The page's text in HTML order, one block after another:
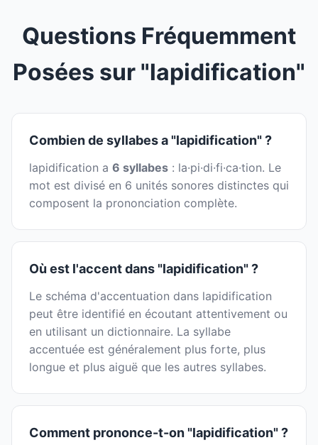
Questions Fréquemment
Posées sur "lapidification"
Combien de syllabes a "lapidification" ?
lapidification a 6 syllabes : la·pi·di·fi·ca·tion. Le
mot est divisé en 6 unités sonores distinctes qui
composent la prononciation complète.
Où est l'accent dans "lapidification" ?
Le schéma d'accentuation dans lapidification
peut être identifié en écoutant attentivement ou
en utilisant un dictionnaire. La syllabe
accentuée est généralement plus forte, plus
longue et plus aiguë que les autres syllabes.
Comment prononce-t-on "lapidification" ?